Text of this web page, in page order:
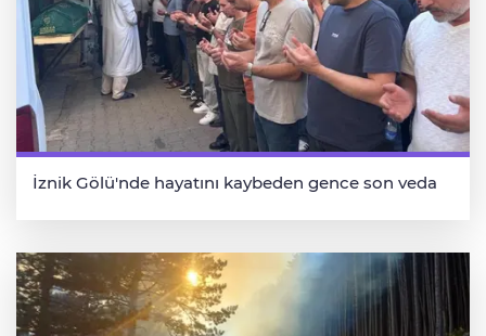
İznik Gölü'nde hayatını kaybeden gence son veda